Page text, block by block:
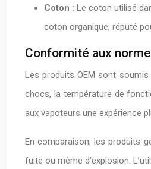
Coton : Le coton utilisé
coton organique, réputé
Conformité aux
Les produits OEM sont
chocs, la température de
aux vapoteurs une expérience
En comparaison, les produits
fuite ou même d’explosion.